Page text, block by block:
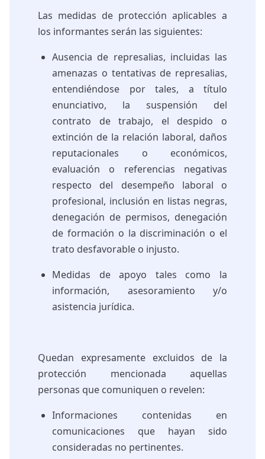
Las medidas de protección aplicables a
los informantes serán las siguientes:
Ausencia de represalias, incluidas las
amenazas o tentativas de represalias,
entendiéndose por tales, a título
enunciativo, la suspensión del
contrato de trabajo, el despido o
extinción de la relación laboral, daños
reputacionales o económicos,
evaluación o referencias negativas
respecto del desempeño laboral o
profesional, inclusión en listas negras,
denegación de permisos, denegación
de formación o la discriminación o el
trato desfavorable o injusto.
Medidas de apoyo tales como la
información, asesoramiento y/o
asistencia jurídica.
Quedan expresamente excluidos de la
protección mencionada aquellas
personas que comuniquen o revelen:
Informaciones contenidas en
comunicaciones que hayan sido
consideradas no pertinentes.